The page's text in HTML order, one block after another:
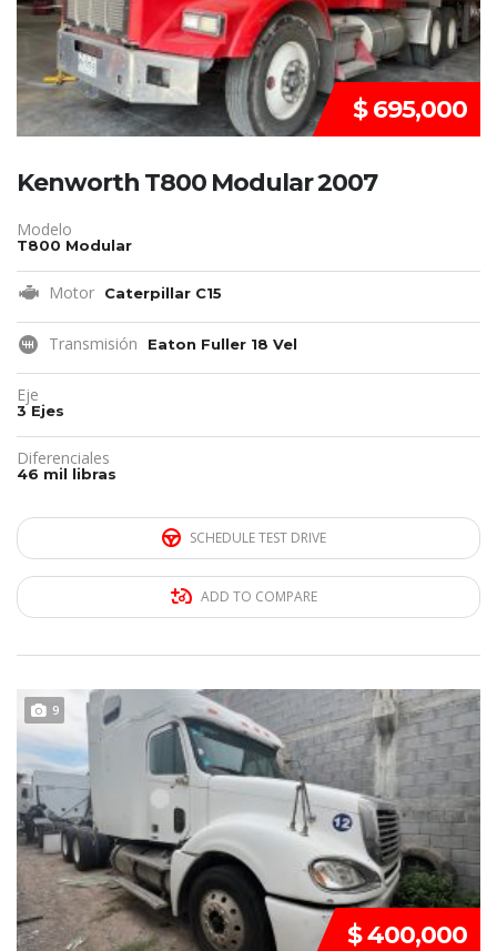
$ 695,000
Kenworth T800 Modular 2007
Modelo
T800 Modular
Motor Caterpillar C15
Transmisión Eaton Fuller 18 Vel
Eje
3 Ejes
Diferenciales
46 mil libras
SCHEDULE TEST DRIVE
ADD TO COMPARE
9 REMATE!!!
$ 400,000